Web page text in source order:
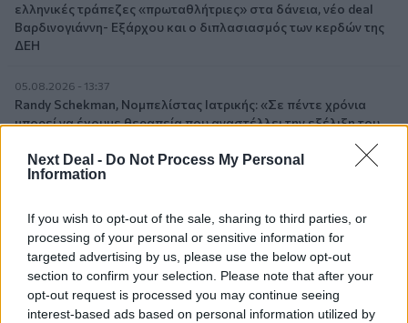
Next Deal - Do Not Process My Personal
Information
If you wish to opt-out of the sale, sharing to third parties, or
processing of your personal or sensitive information for
targeted advertising by us, please use the below opt-out
section to confirm your selection. Please note that after your
opt-out request is processed you may continue seeing
interest-based ads based on personal information utilized by
ελληνικές τράπεζες «πρωταθλήτριες» στα δάνεια, νέο deal
Βαρδινογιάννη- Εξάρχου και ο διπλασιασμός των κερδών της
ΔΕΗ
05.08.2026 - 13:37
Randy Schekman, Νομπελίστας Ιατρικής: «Σε πέντε χρόνια
μπορεί να έχουμε θεραπεία που αναστέλλει την εξέλιξη του
05.08.2026 - 12:33
παρονομαστή το κοινό συμφέρον
05.08.2026 - 12:11
Αντώνης Βουκλαρής - «ΕΡΡΙΚΟΣ ΝΤΥΝΑΝ»
05.08.2026 - 11:30